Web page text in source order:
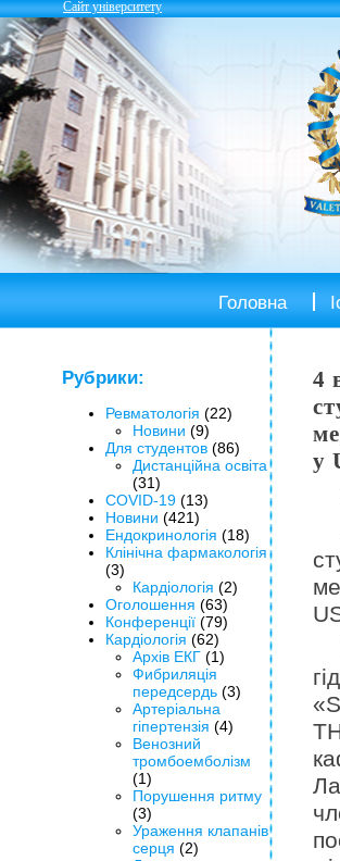
Сайт університету
Головна
Рубрики:
Ревматологія (22)
Новини (9)
Для студентов (86)
Дистанційна освіта
(31)
COVID-19 (13)
Новини (421)
Ендокринологія (18)
Клінічна фармакологія
(3)
Кардіологія (2)
Оголошення (63)
Конференції (79)
Кардіологія (62)
Архів ЕКГ (1)
Фибриляція
передсердь (3)
Артеріальна
гіпертензія (4)
Венозний
тромбоемболізм
(1)
Порушення ритму
(3)
Ураження клапанів
серця (2)
4
у